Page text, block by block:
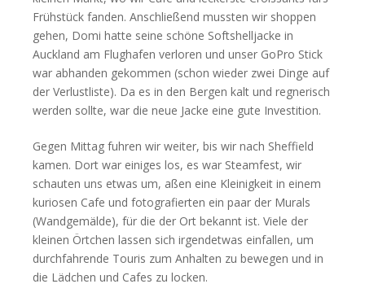
Frühstück fanden. Anschließend mussten wir shoppen
gehen, Domi hatte seine schöne Softshelljacke in
Auckland am Flughafen verloren und unser GoPro Stick
war abhanden gekommen (schon wieder zwei Dinge auf
der Verlustliste). Da es in den Bergen kalt und regnerisch
werden sollte, war die neue Jacke eine gute Investition.
Gegen Mittag fuhren wir weiter, bis wir nach Sheffield
kamen. Dort war einiges los, es war Steamfest, wir
schauten uns etwas um, aßen eine Kleinigkeit in einem
kuriosen Cafe und fotografierten ein paar der Murals
(Wandgemälde), für die der Ort bekannt ist. Viele der
kleinen Örtchen lassen sich irgendetwas einfallen, um
durchfahrende Touris zum Anhalten zu bewegen und in
die Lädchen und Cafes zu locken.